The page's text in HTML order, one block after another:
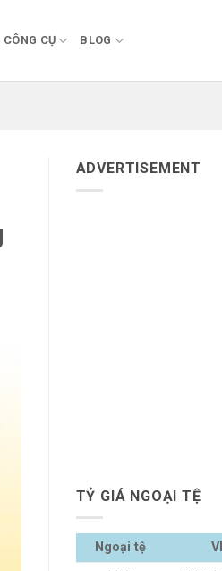
CÔNG CỤ BLOG
ADVERTISEMENT
TỶ GIÁ NGOẠI TỆ
Ngoại tệ